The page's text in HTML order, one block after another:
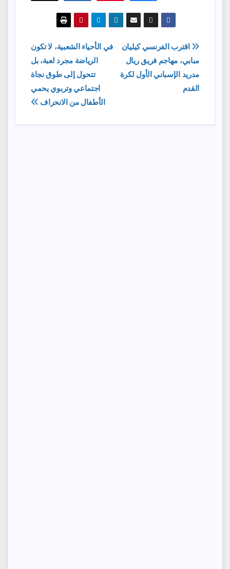
تصفّح
المقالات
في الأحياء الشعبية، لا تكون
الرياضة مجرد لعبة، بل
تتحول إلى طوق نجاة
اجتماعي وتربوي يحمي
الأطفال من الانحراف
اقترب الفرنسي كيليان
مبابي، مهاجم فريق ريال
مدريد الإسباني الأول لكرة
القدم